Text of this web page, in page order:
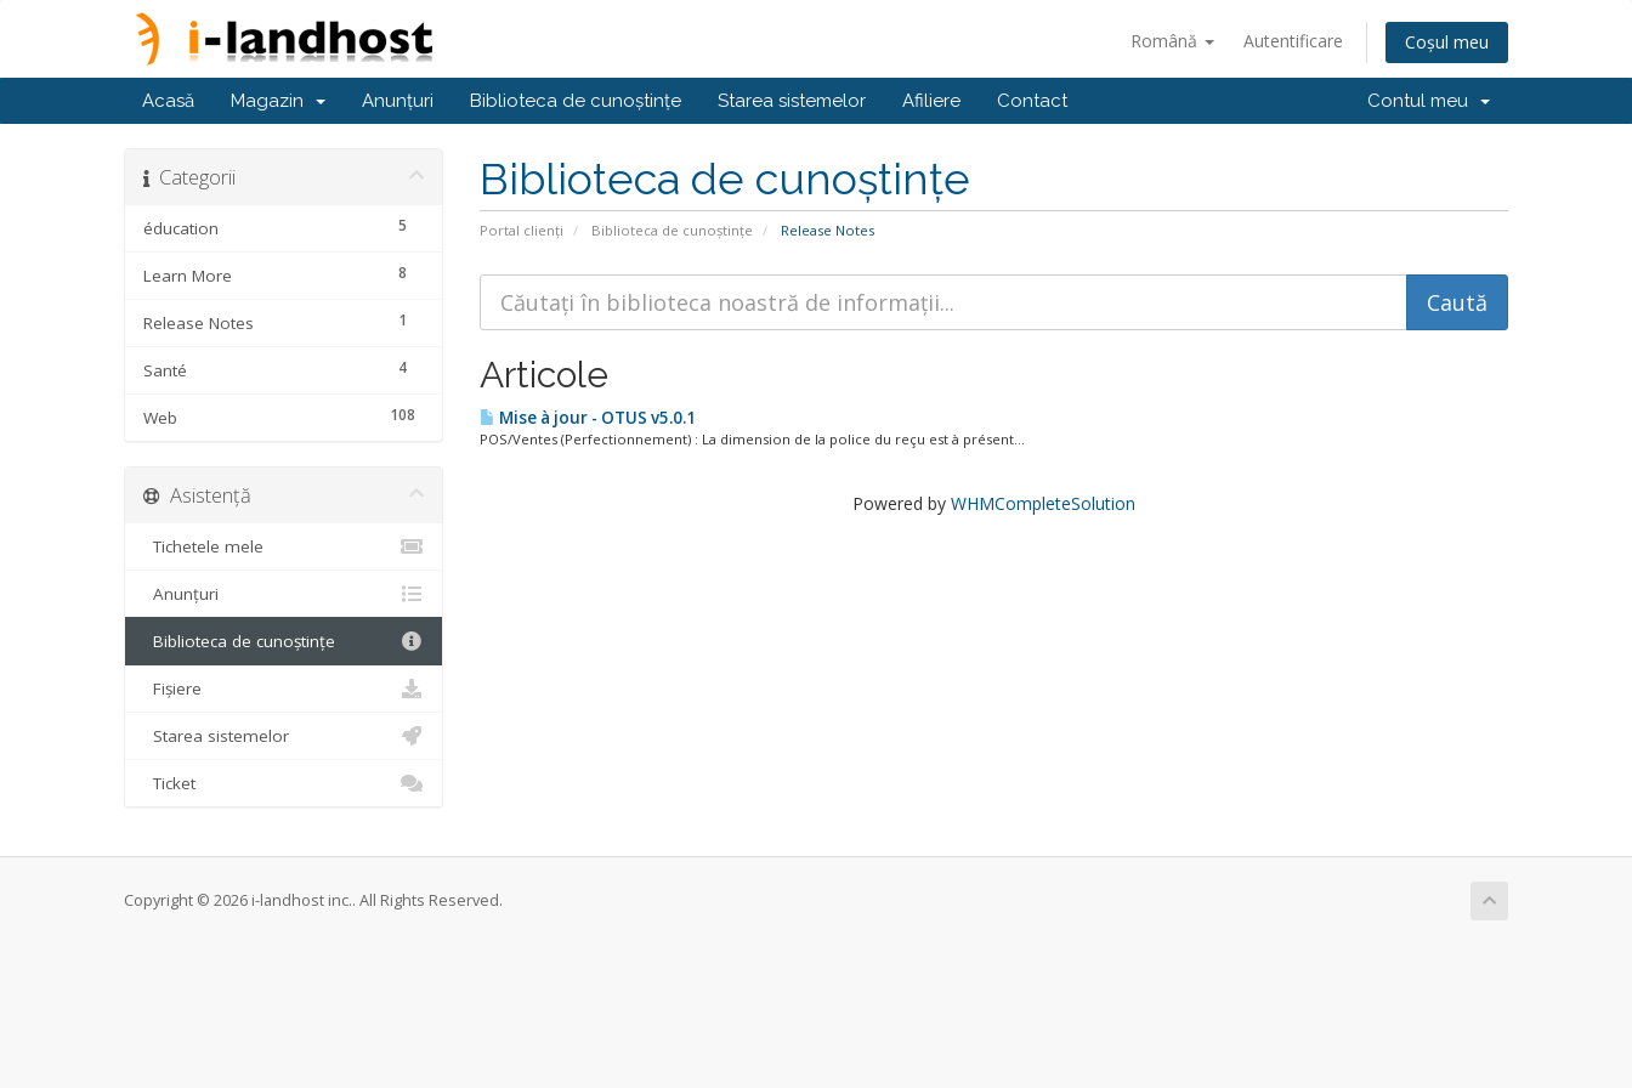
Română Autentificare Coșul meu
Acasă Magazin Anunțuri Biblioteca de cunoștințe Starea sistemelor Afiliere Contact Contul meu
Biblioteca de cunoștințe
Portal clienți Biblioteca de cunoștințe Release Notes
Categorii
5
éducation
8
Learn More
1
Release Notes
4
Santé
108
Web
Articole
Mise à jour - OTUS v5.0.1
POS/Ventes (Perfectionnement) : La dimension de la police du reçu est à présent...
Powered by WHMCompleteSolution
Asistență
Tichetele mele
Anunțuri
Biblioteca de cunoștințe
Fișiere
Starea sistemelor
Ticket
Copyright © 2026 i-landhost inc.. All Rights Reserved.